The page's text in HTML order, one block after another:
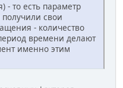
- то есть параметр
свои
- количество
времени делают
именно этим